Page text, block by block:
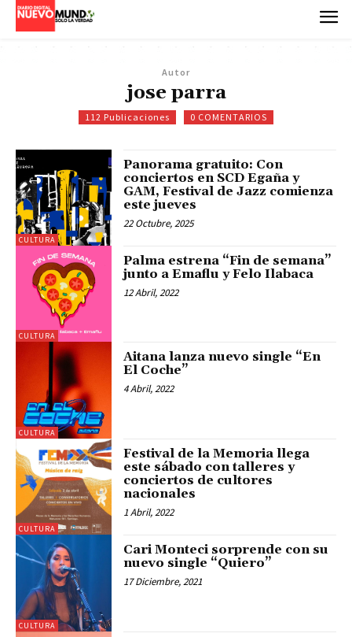
Autor
jose parra
112 Publicaciones 0 COMENTARIOS
CULTURA
Panorama gratuito: Con
conciertos en SCD Egaña y
GAM, Festival de Jazz comienza
este jueves
22 Octubre, 2025
CULTURA
Palma estrena “Fin de semana”
junto a Emaflu y Felo Ilabaca
12 Abril, 2022
CULTURA
Aitana lanza nuevo single “En
El Coche”
4 Abril, 2022
CULTURA
Festival de la Memoria llega
este sábado con talleres y
conciertos de cultores
nacionales
1 Abril, 2022
CULTURA
Cari Monteci sorprende con su
nuevo single “Quiero”
17 Diciembre, 2021